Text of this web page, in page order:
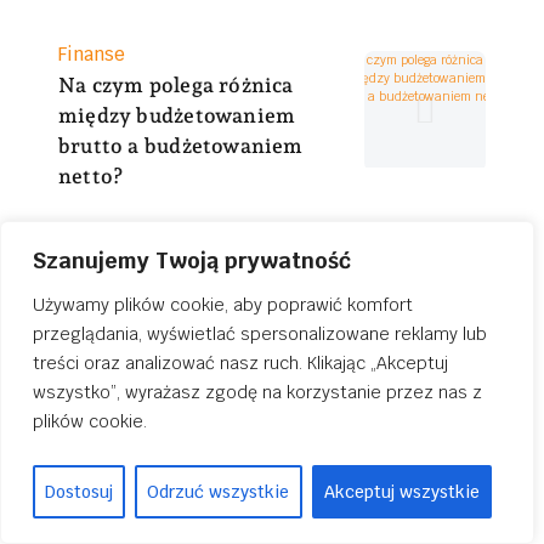
Szanujemy Twoją prywatność
Używamy plików cookie, aby poprawić komfort
przeglądania, wyświetlać spersonalizowane reklamy lub
treści oraz analizować nasz ruch. Klikając „Akceptuj
wszystko”, wyrażasz zgodę na korzystanie przez nas z
plików cookie.
Dostosuj Odrzuć wszystkie Akceptuj wszystkie
a
K
a
t
e
g
o
a
Finanse
Na czym polega różnica
między budżetowaniem
brutto a budżetowaniem
netto?
K
t
e
g
o
r
Biznes
Wartość firmy a wycena
udziałów – co powinien
wiedzieć każdy wspólnik
spółki z o.o.?